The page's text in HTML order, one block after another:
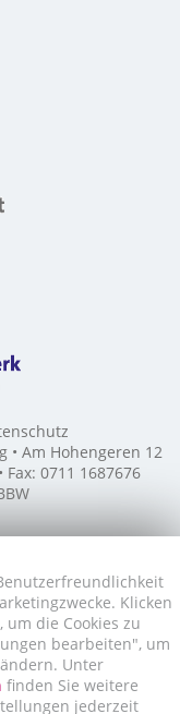
Klicken
die Cookies zu
bearbeiten", um
Unter
finden Sie weitere
jederzeit
• Am Hohengeren 12
Fax: 0711 1687676